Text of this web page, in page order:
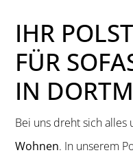
IHR
FÜR
IN
Bei uns dreht sich alles
Wohnen. In unserem